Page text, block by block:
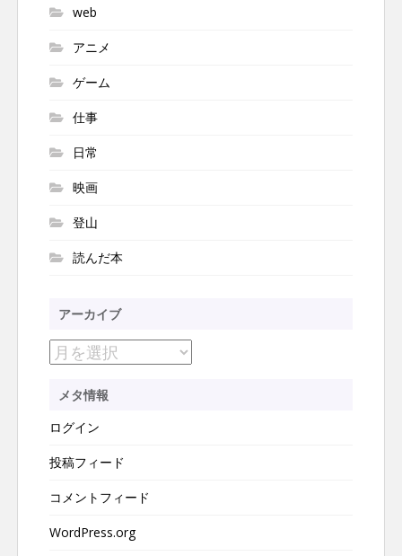
web
アニメ
ゲーム
仕事
日常
映画
登山
読んだ本
アーカイブ
ア
カ
イ
ブ
メタ情報
ログイン
投稿フィード
コメントフィード
WordPress.org